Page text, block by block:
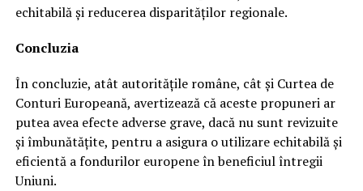
echitabilă și reducerea disparităților regionale.
Concluzia
În concluzie, atât autoritățile române, cât și Curtea de
Conturi Europeană, avertizează că aceste propuneri ar
putea avea efecte adverse grave, dacă nu sunt revizuite
și îmbunătățite, pentru a asigura o utilizare echitabilă și
eficientă a fondurilor europene în beneficiul întregii
Uniuni.